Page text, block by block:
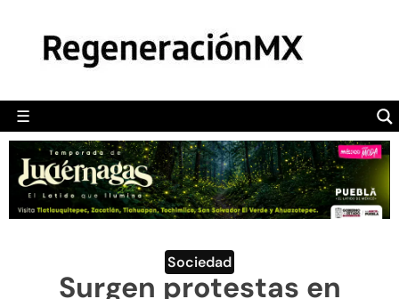
☰
POLÍTICA
CAMALEÓN
OPINIÓN
DEPORTES
ENGLISH SECTION
VIDEOS
Sociedad
Surgen protestas en